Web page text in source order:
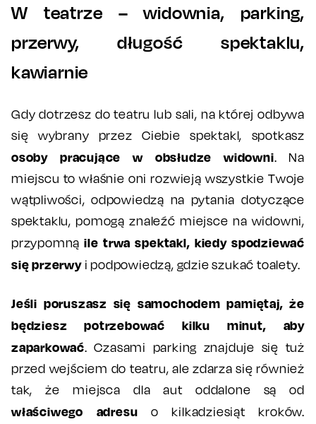
W teatrze – widownia, parking,
przerwy, długość spektaklu,
kawiarnie
Gdy dotrzesz do teatru lub sali, na której odbywa
się wybrany przez Ciebie spektakl, spotkasz
osoby pracujące w obsłudze widowni. Na
miejscu to właśnie oni rozwieją wszystkie Twoje
wątpliwości, odpowiedzą na pytania dotyczące
spektaklu, pomogą znaleźć miejsce na widowni,
przypomnąile trwa spektakl, kiedy spodziewać
się przerwyi podpowiedzą, gdzie szukać toalety.
Jeśli poruszasz się samochodem pamiętaj, że
będziesz potrzebować kilku minut, aby
zaparkować. Czasami parking znajduje się tuż
przed wejściem do teatru, ale zdarza się również
tak, że miejsca dla aut oddalone są od
właściwego adresu o kilkadziesiąt kroków.